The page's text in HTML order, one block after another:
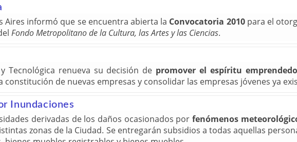
Aires informó que se encuentra abierta la Convocatoria 2010para el
Fondo Metropolitano de la Cultura, las Artes y las Ciencias.
Tecnológica renueva su decisión de promover el espíritu
constitución de nuevas empresas y consolidar las empresas jóvenes ya
Inundaciones
derivadas de los daños ocasionados por fenómenos
zonas de la Ciudad. Se entregarán subsidios a todas aquellas